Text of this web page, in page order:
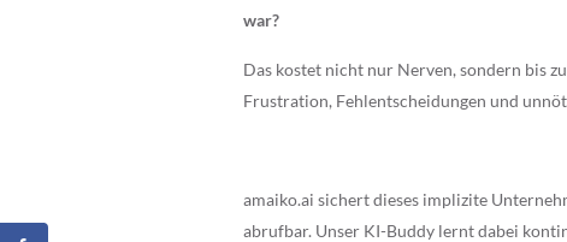
war?
Das kostet nicht nur Nerven, sondern bis zu
Frustration, Fehlentscheidungen und
amaiko.ai sichert dieses implizite
abrufbar. Unser KI-Buddy lernt dabei